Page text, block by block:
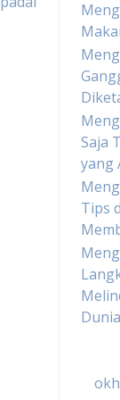
Saja
yang
Tips